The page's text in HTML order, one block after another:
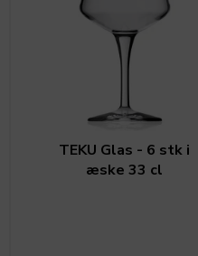
TEKU Glas - 6 stk i
æske 33 cl